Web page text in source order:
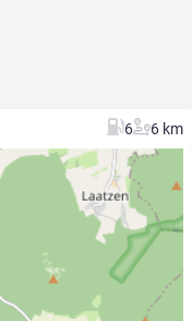
6 6 km